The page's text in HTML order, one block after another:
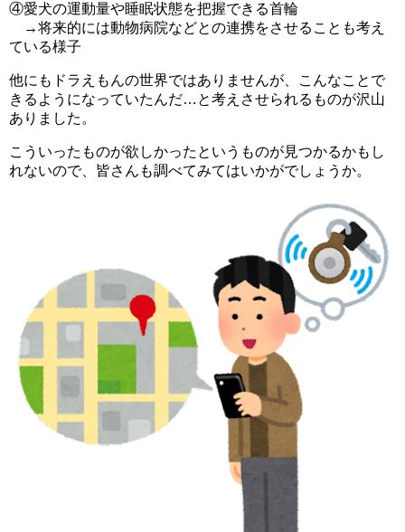
④愛犬の運動量や睡眠状態を把握できる首輪
→将来的には動物病院などとの連携をさせることも考え
ている様子
他にもドラえもんの世界ではありませんが、こんなことで
きるようになっていたんだ…と考えさせられるものが沢山
ありました。
こういったものが欲しかったというものが見つかるかもし
れないので、皆さんも調べてみてはいかがでしょうか。